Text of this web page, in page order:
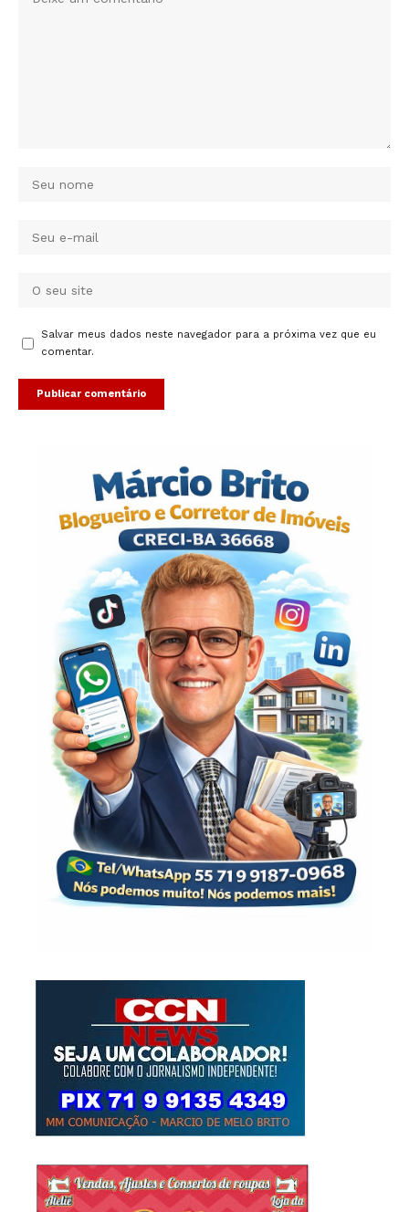
Salvar meus dados neste navegador para a próxima vez que eu
comentar.